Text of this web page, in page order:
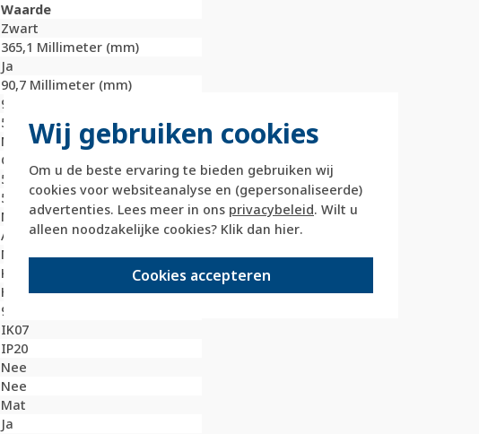
Wij gebruiken cookies
Om u de beste ervaring te bieden gebruiken wij
cookies voor websiteanalyse en (gepersonaliseerde)
advertenties. Lees meer in ons privacybeleid. Wilt u
alleen noodzakelijke cookies? Klik dan hier.
Cookies accepteren
Waarde
Zwart
365,1 Millimeter (mm)
Ja
90,7 Millimeter (mm)
9,5 Millimeter (mm)
5
Nee
Geanodiseerd / geëloxeerd
56 Millimeter (mm)
56 Millimeter (mm)
Nee
Aluminium
Metaal
Klembevestiging
Horizontaal en verticaal
9005
IK07
IP20
Nee
Nee
Mat
Ja